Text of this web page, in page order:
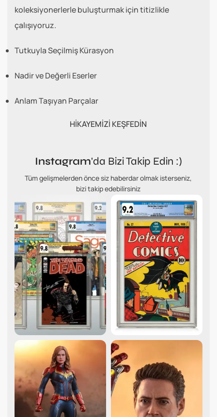
koleksiyonerlerle buluşturmak için titizlikle
çalışıyoruz.
Tutkuyla Seçilmiş Kürasyon
Nadir ve Değerli Eserler
Anlam Taşıyan Parçalar
HİKAYEMİZİ KEŞFEDİN
Instagram'da Bizi Takip Edin :)
Tüm gelişmelerden önce siz haberdar olmak isterseniz,
bizi takip edebilirsiniz